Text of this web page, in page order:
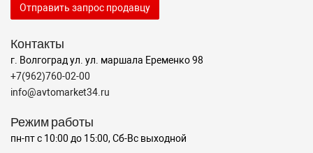
Отправить запрос продавцу
Контакты
г. Волгоград ул. ул. маршала Еременко 98
+7(962)760-02-00
info@avtomarket34.ru
Режим работы
пн-пт с 10:00 до 15:00, Сб-Вс выходной